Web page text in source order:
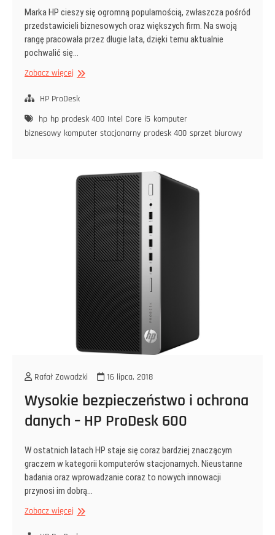
Marka HP cieszy się ogromną popularnością, zwłaszcza pośród
przedstawicieli biznesowych oraz większych firm. Na swoją
rangę pracowała przez długie lata, dzięki temu aktualnie
pochwalić się…
Zobacz więcej HP
marka
wysokiej
sile
HP ProDesk
hp hp prodesk 400 Intel Core i5 komputer
biznesowy komputer stacjonarny prodesk 400 sprzet biurowy
Rafał Zawadzki 16 lipca, 2018
Wysokie bezpieczeństwo i ochrona
danych – HP ProDesk 600
W ostatnich latach HP staje się coraz bardziej znaczącym
graczem w kategorii komputerów stacjonarnych. Nieustanne
badania oraz wprowadzanie coraz to nowych innowacji
przynosi im dobrą…
Zobacz więcej Wysokie